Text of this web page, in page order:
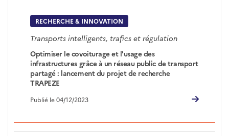
RECHERCHE & INNOVATION
Transports intelligents, trafics et régulation
Optimiser le covoiturage et l'usage des
infrastructures grâce à un réseau public de transport
partagé : lancement du projet de recherche
TRAPEZE
Publié le 04/12/2023